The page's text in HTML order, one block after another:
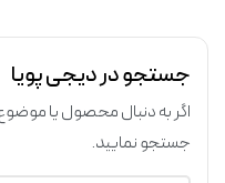
جستجو در دیجی پویا
اگر به دنبال محصول یا
جستجو نمایید.